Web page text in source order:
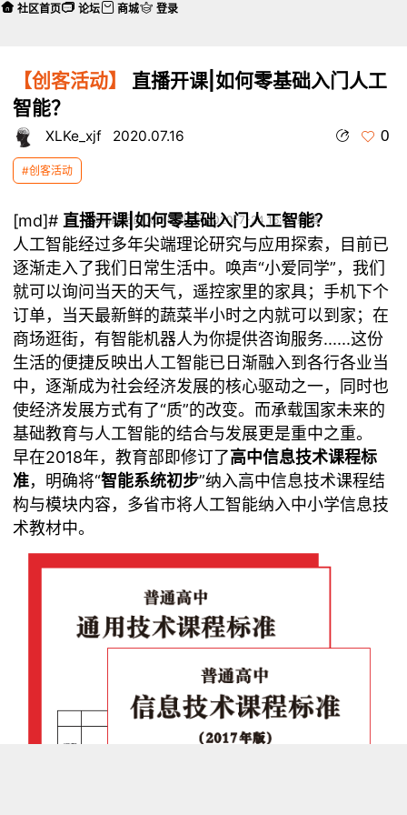
【创客活动】
直播开课|如何零基础入门人工
智能？
XLKe_xjf 2020.07.16 0
#创客活动
本帖最后由 XLKe_xjf 于 2020-7-24 16:55 编辑
[md]# 直播开课|如何零基础入门人工智能？
人工智能经过多年尖端理论研究与应用探索，目前已
逐渐走入了我们日常生活中。唤声“小爱同学”，我们
就可以询问当天的天气，遥控家里的家具；手机下个
订单，当天最新鲜的蔬菜半小时之内就可以到家；在
商场逛街，有智能机器人为你提供咨询服务......这份
生活的便捷反映出人工智能已日渐融入到各行各业当
中，逐渐成为社会经济发展的核心驱动之一，同时也
使经济发展方式有了“质”的改变。而承载国家未来的
基础教育与人工智能的结合与发展更是重中之重。
早在2018年，教育部即修订了高中信息技术课程标
准，明确将“智能系统初步”纳入高中信息技术课程结
构与模块内容，多省市将人工智能纳入中小学信息技
术教材中。
社区首页 论坛 商城 登录